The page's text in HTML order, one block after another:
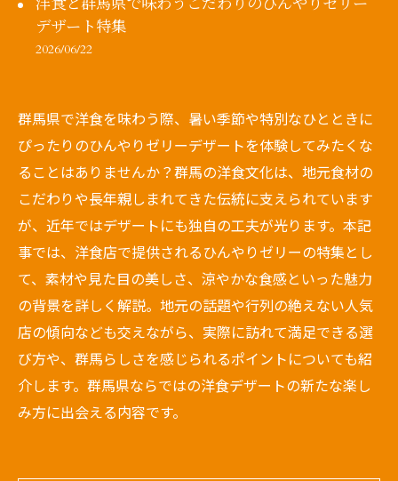
デザート特集
2026/06/22
群馬県で洋食を味わう際、暑い季節や特別なひとときに
ぴったりのひんやりゼリーデザートを体験してみたくな
ることはありませんか？群馬の洋食文化は、地元食材の
こだわりや長年親しまれてきた伝統に支えられています
が、近年ではデザートにも独自の工夫が光ります。本記
事では、洋食店で提供されるひんやりゼリーの特集とし
て、素材や見た目の美しさ、涼やかな食感といった魅力
の背景を詳しく解説。地元の話題や行列の絶えない人気
店の傾向なども交えながら、実際に訪れて満足できる選
び方や、群馬らしさを感じられるポイントについても紹
介します。群馬県ならではの洋食デザートの新たな楽し
み方に出会える内容です。